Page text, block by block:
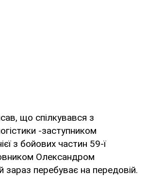
що спілкувався з
-заступником
з бойових частин 59-ї
Олександром
зараз перебуває на передовій.